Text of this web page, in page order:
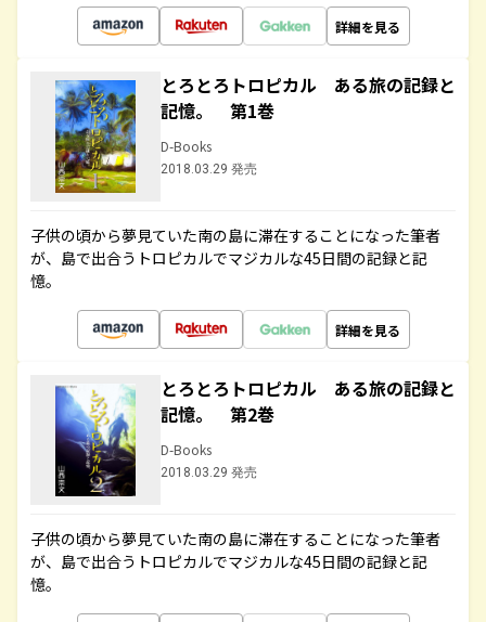
詳細を見る
とろとろトロピカル ある旅の記録と
記憶。 第1巻
D-Books
2018.03.29 発売
子供の頃から夢見ていた南の島に滞在することになった筆者
が、島で出合うトロピカルでマジカルな45日間の記録と記
憶。
詳細を見る
とろとろトロピカル ある旅の記録と
記憶。 第2巻
D-Books
2018.03.29 発売
子供の頃から夢見ていた南の島に滞在することになった筆者
が、島で出合うトロピカルでマジカルな45日間の記録と記
憶。